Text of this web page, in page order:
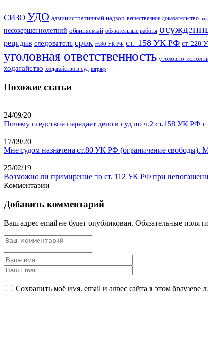
СИЗО УДО административный надзор вещественное доказательство
несовершеннолетний обвиняемый обязательные работы
рецидив следователь срок ст.80 УК РФ ст. 158 УК РФ ст. 228
уголовная ответственность уголовно-
ходатайство ходатайство в суд штраф
Похожие статьи
24/09/20
Почему следствие передает дело в суд по ч.2 ст.158 УК РФ
17/09/20
Мне судом назначена ст.80 УК РФ (ограничение свободы).
25/02/19
Возможно ли примирение по ст. 112 УК РФ при
Комментарии
Добавить комментарий
Ваш адрес email не будет опубликован. Обязательные поля
Сохранить моё имя, email и адрес сайта в этом